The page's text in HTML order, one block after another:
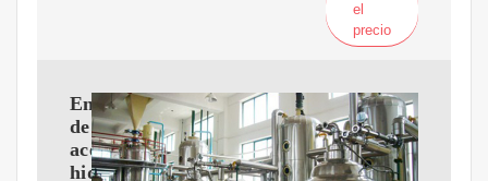
el
precio
Enfriadores
de
aceite
hidráulico